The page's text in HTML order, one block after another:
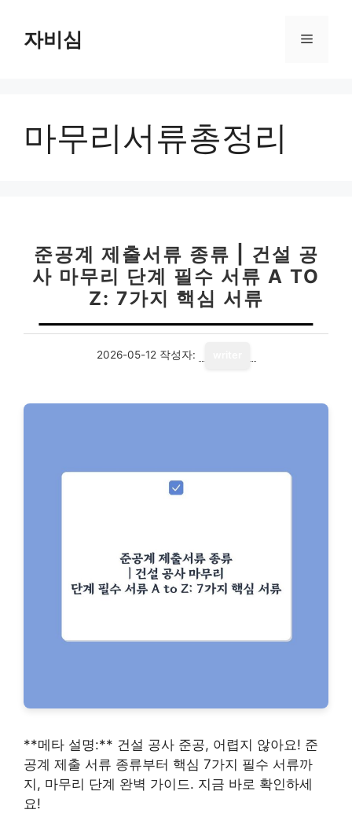
자비심 메
마무리서류총정리
준공계 제출서류 종류 | 건설 공
사 마무리 단계 필수 서류 A TO
Z: 7가지 핵심 서류
2026-05-12 작성자:
**메타 설명:** 건설 공사 준공, 어렵지 않아요! 준
공계 제출 서류 종류부터 핵심 7가지 필수 서류까
지, 마무리 단계 완벽 가이드. 지금 바로 확인하세
요!